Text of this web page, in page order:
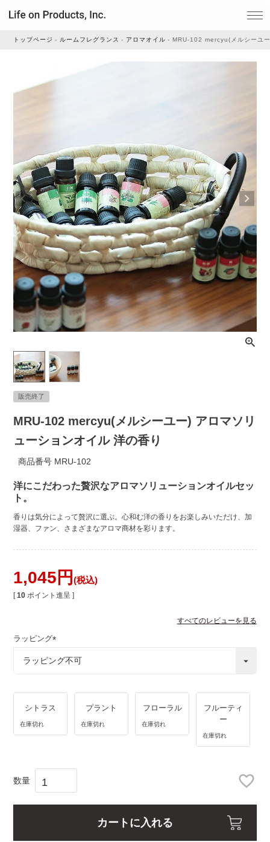
ルームフレグランス
ビューティー
デジタル雑貨
ライト・シーリングファン
アクセサリー・消耗品
アウトレット
トップページ ルームフレグランス アロマオイル MRU-102 mercyu(メルシーユ
販売終了
MRU-102 mercyu(メルシーユー) アロマソリ
ューションオイル 洋の香り
商品番号 MRU-102
洋にこだわった贅沢なアロマソリューションオイルセッ
ト。
香りは気分によって贅沢に選ぶ。心和む洋の香りをお楽しみいただけ、加
湿器、ファン、さまざまなアロマ商材を彩ります。
1,045 税込
[ 10 ポイント進呈 ]
すべてのレビューを見る
ラッピング
必
シトラス
在庫切れ
プラント
在庫切れ
フローラル
在庫切れ
フルーティ
ー
在庫切れ
カートに入れる